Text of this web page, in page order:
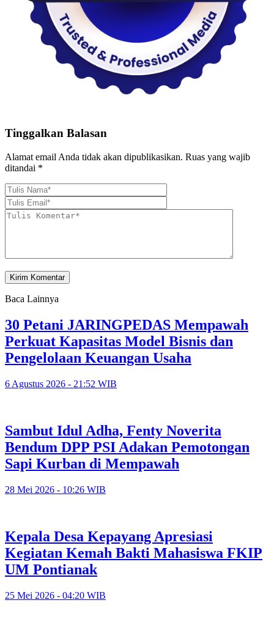
Tinggalkan Balasan
Alamat email Anda tidak akan dipublikasikan. Ruas yang wajib
ditandai *
Baca Lainnya
30 Petani JARINGPEDAS Mempawah
Perkuat Kapasitas Model Bisnis dan
Pengelolaan Keuangan Usaha
6 Agustus 2026 - 21:52 WIB
Sambut Idul Adha, Fenty Noverita
Bendum DPP PSI Adakan Pemotongan
Sapi Kurban di Mempawah
28 Mei 2026 - 10:26 WIB
Kepala Desa Kepayang Apresiasi
Kegiatan Kemah Bakti Mahasiswa FKIP
UM Pontianak
25 Mei 2026 - 04:20 WIB